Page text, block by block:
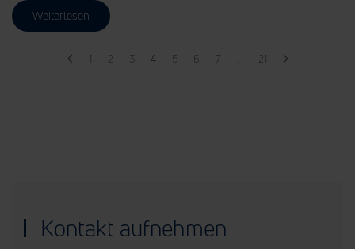
Weiterlesen
1 2 3 4 5 6 7 21
Kontakt aufnehmen